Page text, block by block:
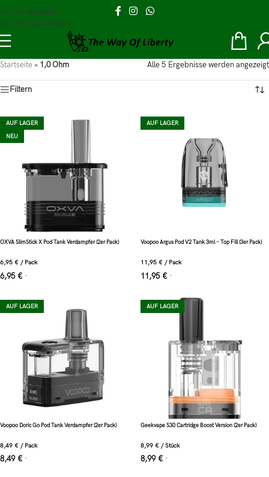
Skip to navigation
Skip to main content
Startseite » 1,0 Ohm Alle 5 Ergebnisse werden angezeigt
Filtern
AUF LAGER
NEU
OXVA SlimStick X Pod Tank Verdampfer (2er Pack)
6,95 € / Pack
6,95 € *
AUF LAGER
Voopoo Argus Pod V2 Tank 3ml – Top Fill (3er Pack)
11,95 € / Pack
11,95 € *
AUF LAGER
Voopoo Doric Go Pod Tank Verdampfer (2er Pack)
8,49 € / Pack
8,49 € *
AUF LAGER
Geekvape S30 Cartridge Boost Version (2er Pack)
8,99 € /Stück
8,99 € *